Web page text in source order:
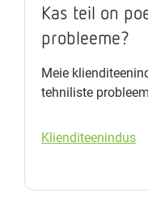
Kas teil on
probleeme?
Meie
tehniliste
Klienditeenindus